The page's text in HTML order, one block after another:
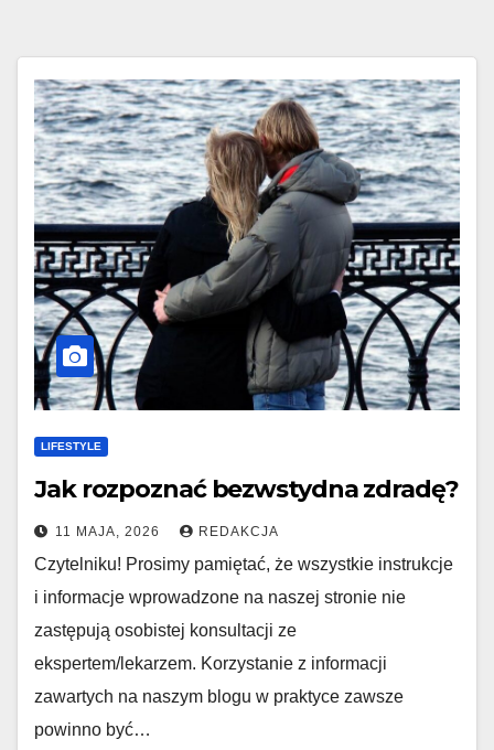
LIFESTYLE
Jak rozpoznać bezwstydna zdradę?
11 MAJA, 2026 REDAKCJA
Czytelniku! Prosimy pamiętać, że wszystkie instrukcje
i informacje wprowadzone na naszej stronie nie
zastępują osobistej konsultacji ze
ekspertem/lekarzem. Korzystanie z informacji
zawartych na naszym blogu w praktyce zawsze
powinno być…